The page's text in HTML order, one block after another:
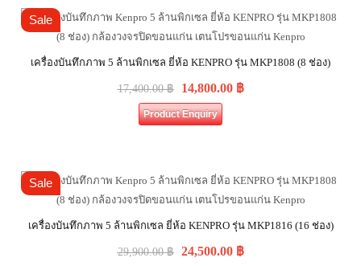
Sale
เครื่องบันทึกภาพ 5 ล้านพิกเซล ยี่ห้อ KENPRO รุ่น MKP1808 (8 ช่อง)
17,400.00฿ 14,800.00 ฿
Product Enquiry
Sale
เครื่องบันทึกภาพ 5 ล้านพิกเซล ยี่ห้อ KENPRO รุ่น MKP1816 (16 ช่อง)
29,900.00฿ 24,500.00 ฿